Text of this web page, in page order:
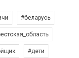
#беларусь
#дети